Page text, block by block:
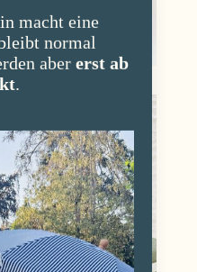
macht eine
normal
aber erst ab
.